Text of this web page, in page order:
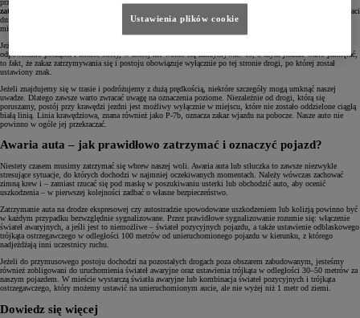
zatrzymywania się to dwie skrzyżowane linie.
Znaki te mogą być dodatkowo opatrzone przypisami w postaci
dni obowiązywania (zakaz może nie dotyczyć weekendów) czy sugerowanego czasu zakazu (np. powyżej 10
minut).
Jeżeli zakaz nie obowiązuje na całej długości ulicy, znajdziemy pod nim strzałki w górę i w dół określające
odpowiednio początek i koniec strefy, w której nie wolno się zatrzymywać. To, o czym jeszcze warto pamiętać,
to fakt, że zakaz zatrzymywania się i postoju obowiązuje wyłącznie po tej stronie drogi, po której został
ustawiony znak.
Jeżeli znajdujemy się w trasie i podróżujemy z dużą prędkością, niektóre szczegóły mogą umknąć naszej
uwadze. Dlatego zawsze warto zwracać uwagę na oznaczenia poziome. Niezależnie od drogi, którą się
poruszamy, postój przy krawędzi jezdni jest możliwy wyłącznie w miejscu, które nie zostało oddzielone ciągłą
białą linią. Linia krawędziowa, znana również jako P-7b, oznacza zakaz wjazdu na pobocze. Nasze auto nie
powinno w ogóle jej przekraczać.
Awaria auta – jak prawidłowo zatrzymać i oznaczyć pojazd?
Niestety czasem musimy zatrzymać się wbrew naszej woli. Awaria auta lub stłuczka to zawsze niezwykle
stresujące sytuacje, do których dochodzi w najmniej oczekiwanych momentach. Należy wówczas zachować
zimną krew i – zamiast rzucać się pod maskę w poszukiwaniu usterki lub obchodzić auto, aby ocenić
uszkodzenia – w pierwszej kolejności zadbać o własne bezpieczeństwo.
Zatrzymanie auta na drodze ekspresowej czy autostradzie spowodowane uszkodzeniem lub kolizją powinno być
w każdym przypadku bezwzględnie sygnalizowane. Przez prawidłowe sygnalizowanie rozumie się: włączenie
świateł awaryjnych, a jeśli jest to niemożliwe – świateł pozycyjnych pojazdu, a także ustawienie odblaskowego
trójkąta ostrzegawczego w odległości 100 metrów od unieruchomionego pojazdu w kierunku, z którego
nadjeżdżają inni uczestnicy ruchu.
Jeżeli do przymusowego postoju dochodzi na pozostałych drogach poza obszarem zabudowanym, jesteśmy
również zobligowani do uruchomienia świateł awaryjne oraz ustawienia trójkąta w odległości 30–50 metrów za
naszym pojazdem. W mieście wystarczą światła awaryjne lub kombinacja świateł pozycyjnych i trójkąta
ostrzegawczego, który możemy ustawić na unieruchomionym aucie, ale nie wyżej niż 1 metr od ziemi.
Dowiedz się więcej
Ustawienia plików cookie